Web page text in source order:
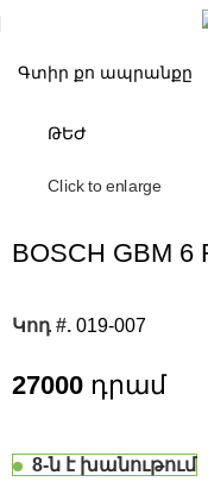
ԹԵԺ
Click to enlarge
BOSCH GBM 6
Կոդ #. 019-007
27000
8-ն է խանութում